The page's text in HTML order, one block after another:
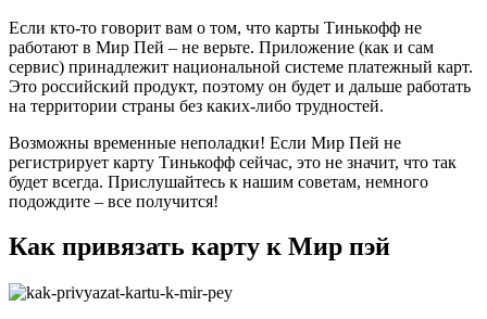
Если кто-то говорит вам о том, что карты Тинькофф не
работают в Мир Пей – не верьте. Приложение (как и сам
сервис) принадлежит национальной системе платежный карт.
Это российский продукт, поэтому он будет и дальше работать
на территории страны без каких-либо трудностей.
Возможны временные неполадки! Если Мир Пей не
регистрирует карту Тинькофф сейчас, это не значит, что так
будет всегда. Прислушайтесь к нашим советам, немного
подождите – все получится!
Как привязать карту к Мир пэй